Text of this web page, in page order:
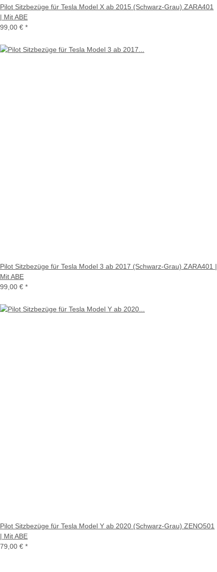
Pilot Sitzbezüge für Tesla Model X ab 2015 (Schwarz-Grau) ZARA401
| Mit ABE
99,00 € *
Pilot Sitzbezüge für Tesla Model 3 ab 2017 (Schwarz-Grau) ZARA401 |
Mit ABE
99,00 € *
Pilot Sitzbezüge für Tesla Model Y ab 2020 (Schwarz-Grau) ZENO501
| Mit ABE
79,00 € *